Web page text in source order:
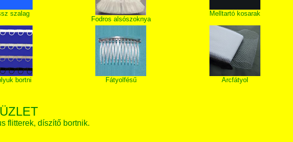
szalag
Fodros alsószoknya
Melltartó kosarak
bortni Fátyolfésű Arcfátyol
flitterek, díszítő bortnik.